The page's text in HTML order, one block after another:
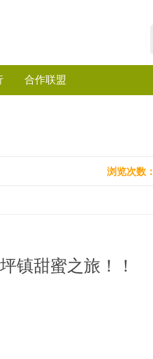
合作联盟
浏览次数：
镇甜蜜之旅！！